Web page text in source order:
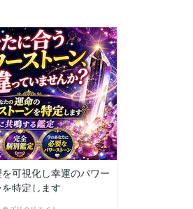
可視化し幸運のパワー
特定します